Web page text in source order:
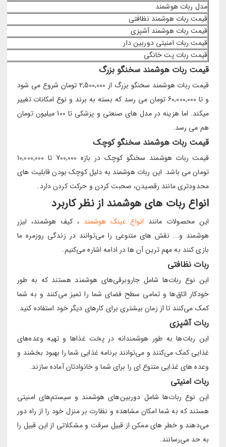
مدل ربات هوشمند
قیمت ربات هوشمند نظافتی
قیمت ربات هوشمند آشپزی
قیمت ربات امنیتی دوربین دار
قیمت ربات پت خانگی
قیمت ربات هوشمند سخنگو بزرگ
قیمت ربات هوشمند سخنگو بزرگ از 2,500,000 تومان شروع می شود
و تا 60,000,000 تومان می رسد که بسته به برند و نوع امکانات تغییر
میکند. اما هزینه در مدل های صنعتی و پزشکی تا 100 میلیون تومان
هم می رسد.
قیمت ربات هوشمند سخنگو کوچک
قیمت ربات هوشمند سخنگو کوچک در بازه 700,000 تا 10,000,000
تومان می باشد. این ربات هوشمند به دلیل کوچک بودن قابلیت های
محدودتری مانند رقصیدن، صحبت کردن و حرکت کردن دارد.
انواع ربات های هوشمند از نظر کاربرد
این محصولات مانند انواع عینک هوشمند ، کیف هوشمند، لیزر
هوشمند و... نقش های متنوعی را می‌توانند در زندگی روزمره ما
بازی کنند به مهم ترین آن ها در ادامه اشاره می‌کنیم.
ربات نظافتی
این نوع ربات‌ها شامل جاروبرقی‌های هوشمند هستند که به طور
خودکار اتاق‌ها و تمامی سطح فضای شما را تمیز می‌کنند و به شما
کمک می‌کنند تا از زمان بیشتری برای کارهای دیگر خود استفاده کنید.
ربات آشپزی
این ربات‌ها به طور هوشمندانه در پخت غذاها و تهیه وعده‌های
غذایی کمک می‌کنند و می‌توانند برنامه غذایی شما را بهبود بخشند و
وعده های غذایی متنوع ای را برای شما و خانوادتان آماده سازند.
ربات امنیتی
این نوع ربات‌ها شامل دوربین‌های هوشمند و سیستم‌های امنیتی
هستند که به شما امکان مشاهده و نظارت بر منزل خود را از راه دور
می‌دهند و خطر های ممکن از قبیل سرقت و مشکلاتی از این قبیل را
به حد می‌رسانند.